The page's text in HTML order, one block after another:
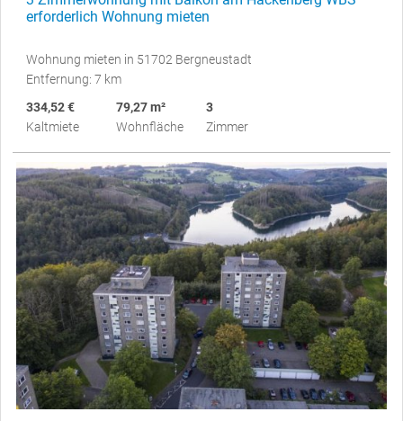
erforderlich Wohnung mieten
Wohnung mieten in 51702 Bergneustadt
Entfernung: 7 km
334,52 €
Kaltmiete
79,27 m²
Wohnfläche
3
Zimmer